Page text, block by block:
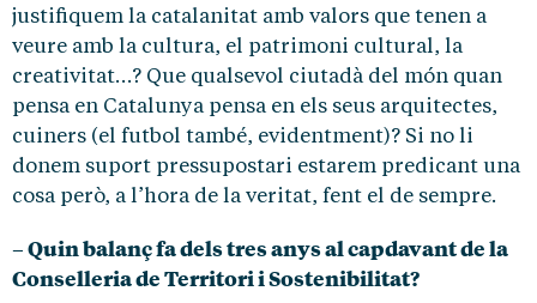
justifiquem la catalanitat amb valors que tenen a
veure amb la cultura, el patrimoni cultural, la
creativitat…? Que qualsevol ciutadà del món quan
pensa en Catalunya pensa en els seus arquitectes,
cuiners (el futbol també, evidentment)? Si no li
donem suport pressupostari estarem predicant una
cosa però, a l’hora de la veritat, fent el de sempre.
– Quin balanç fa dels tres anys al capdavant de la
Conselleria de Territori i Sostenibilitat?